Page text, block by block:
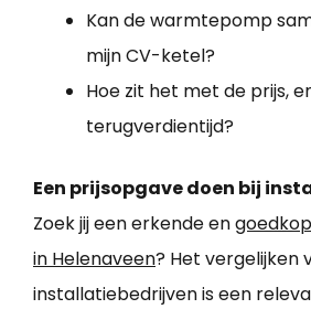
Kan de warmtepomp
mijn CV-ketel?
Hoe zit het met de prijs,
terugverdientijd?
Een prijsopgave doen bij
Zoek jij een erkende en
in Helenaveen? Het vergelijken
installatiebedrijven is een